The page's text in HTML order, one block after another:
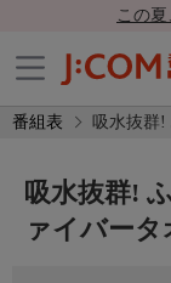
この
番組表 吸水抜群!
吸水抜群!
ァイバータ